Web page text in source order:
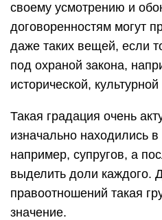
своему усмотрению и
договоренностям могут
даже таких вещей, если
под охраной закона,
исторической,
Такая градация очень
изначально находились
например, супругов, а
выделить доли каждого.
правоотношений такая
значение.